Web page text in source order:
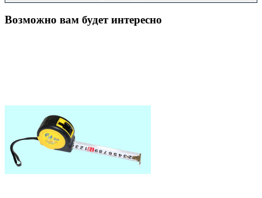
Возможно вам будет интересно